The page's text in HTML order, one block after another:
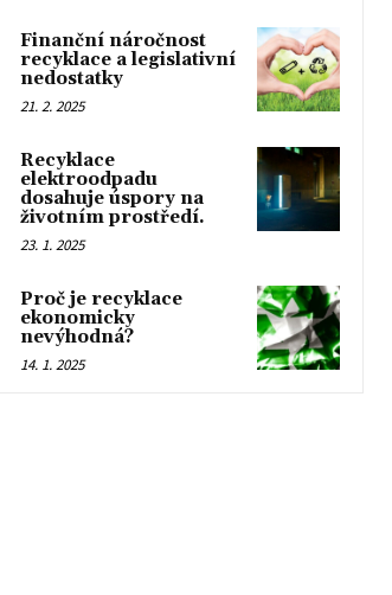
Finanční náročnost
recyklace a legislativní
nedostatky
21. 2. 2025
Recyklace
elektroodpadu
dosahuje úspory na
životním prostředí.
23. 1. 2025
Proč je recyklace
ekonomicky
nevýhodná?
14. 1. 2025